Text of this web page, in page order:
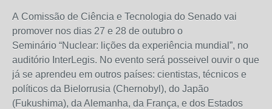
A Comissão de Ciência e Tecnologia do Senado vai
promover nos dias 27 e 28 de outubro o
Seminário “Nuclear: lições da experiência mundial”, no
auditório InterLegis. No evento será posseivel ouvir o que
já se aprendeu em outros países: cientistas, técnicos e
políticos da Bielorrusia (Chernobyl), do Japão
(Fukushima), da Alemanha, da França, e dos Estados